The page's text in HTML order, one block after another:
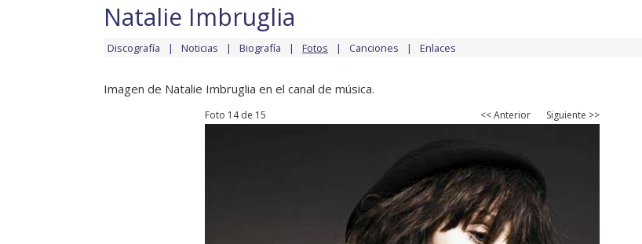
Natalie Imbruglia
Discografía Noticias Biografía Fotos Canciones Enlaces
Imagen de Natalie Imbruglia en el canal de música.
Foto 14 de 15 << Anterior Siguiente >>